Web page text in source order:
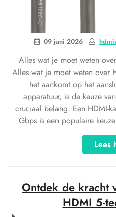
09 juni 2026
Alles wat je moet weten
Alles wat je moet weten over
het aankomt op het
apparatuur, is de keuze
cruciaal belang. Een HDMI-
Gbps is een populaire
Lees
Ontdek de kracht
HDMI 5-